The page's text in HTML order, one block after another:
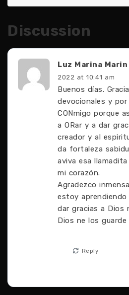
Discussion
Luz Marina Marin
2022 at 10:41 am
Buenos días.
devocionales y
CONmigo porque
a ORar y a dar
creador y al
da fortaleza
aviva esa
mi corazón.
Agradezco
estoy
dar gracias a Dios
Dios ne los guarde
Reply